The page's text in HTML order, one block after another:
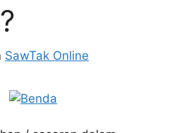
SawTak Online